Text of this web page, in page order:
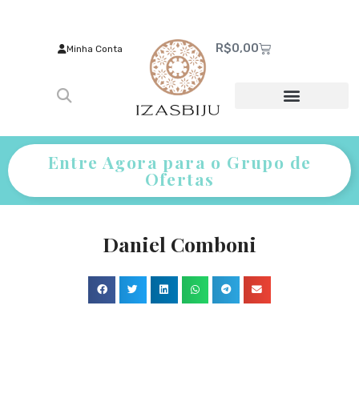
Minha Conta R$0,00
Entre Agora para o Grupo de
Ofertas
Daniel Comboni